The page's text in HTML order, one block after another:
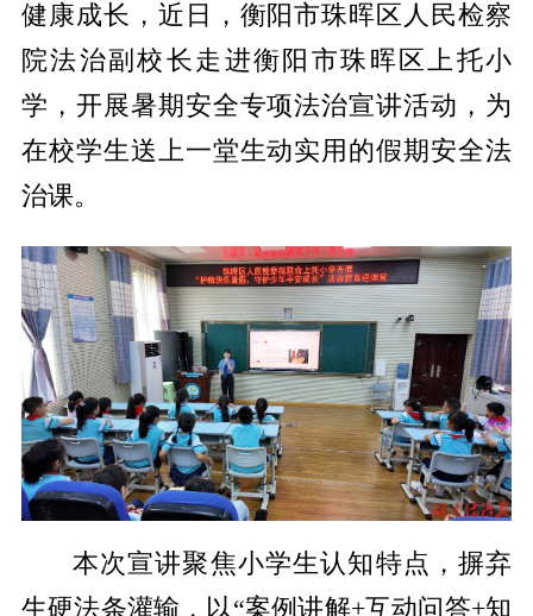
健康成长，近日，衡阳市珠晖区人民检察
院法治副校长走进衡阳市珠晖区上托小
学，开展暑期安全专项法治宣讲活动，为
在校学生送上一堂生动实用的假期安全法
治课。
本次宣讲聚焦小学生认知特点，摒弃
生硬法条灌输，以“案例讲解+互动问答+知